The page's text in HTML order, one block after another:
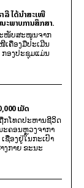
ລີ ໄດ້ນຳສະເໜີ
ະພາບການສຶກສາ.
ະໜັບສະໜູນຈາກ
ເຄື່ອງມືປະເມີນ
ກອງປະຊຸມແມ່ນ
ເມັດ
ຖືກໂທດປະຫານຊີວິດ
ະຄອນຫຼວງຈາກາ
ຊື່ອງຢູ່ໃນກະເປົາ
ງກາຍ ຂະນະ